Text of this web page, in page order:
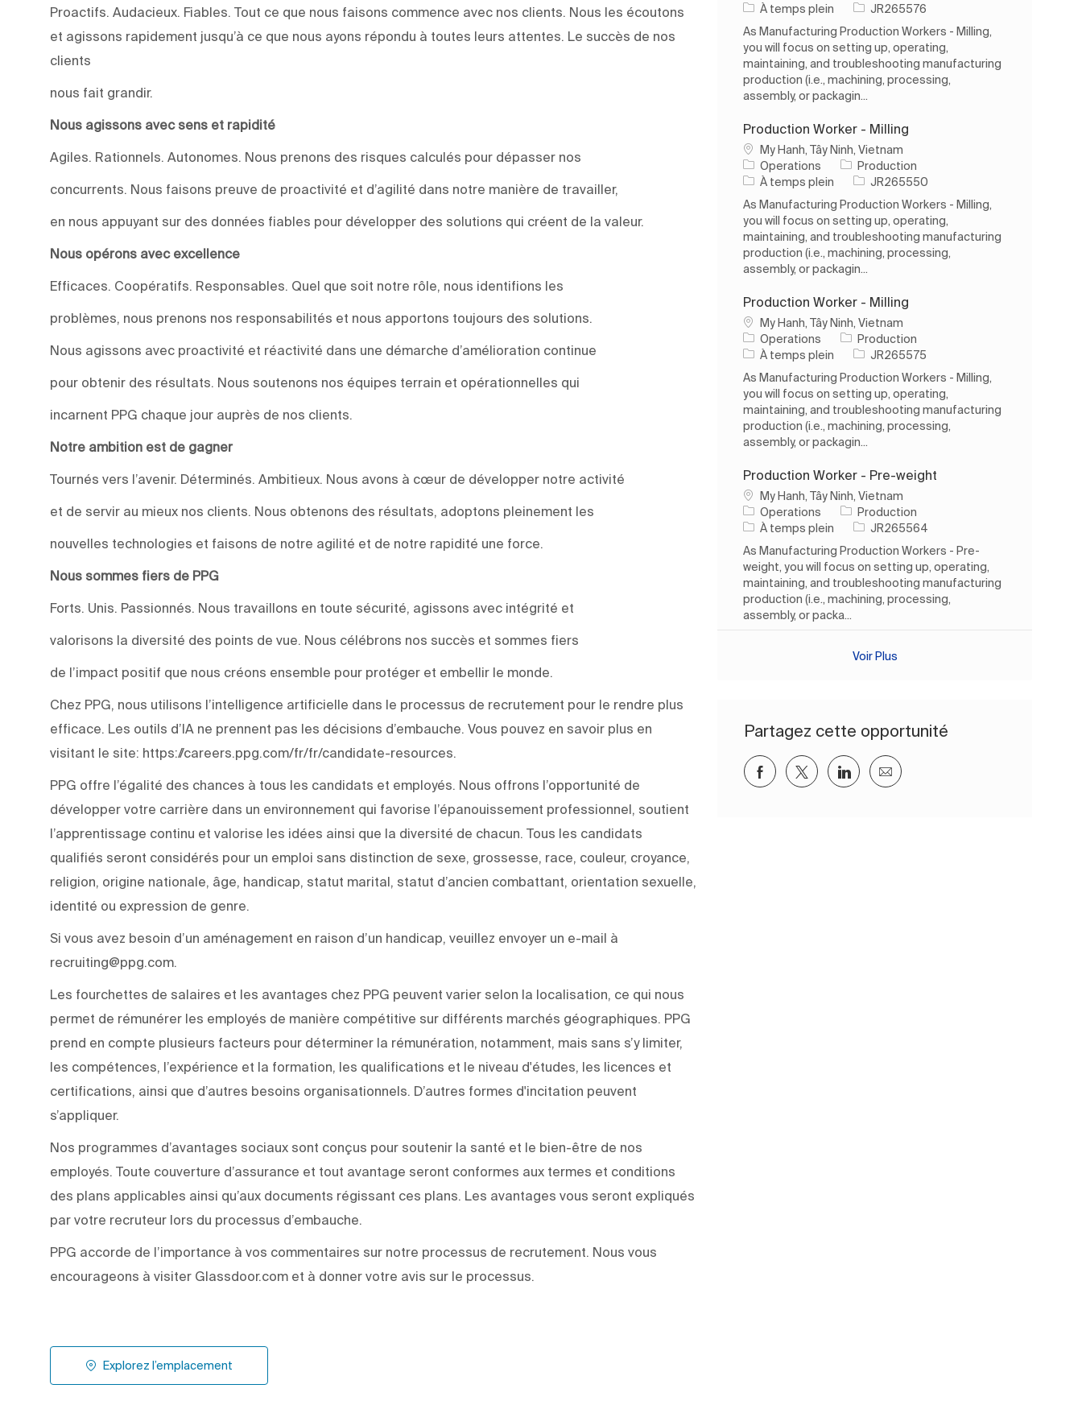
Proactifs. Audacieux. Fiables. Tout ce que nous faisons commence avec nos clients. Nous les écoutons
et agissons rapidement jusqu’à ce que nous ayons répondu à toutes leurs attentes. Le succès de nos
clients
nous fait grandir.
Nous agissons avec sens et rapidité
Agiles. Rationnels. Autonomes. Nous prenons des risques calculés pour dépasser nos
concurrents. Nous faisons preuve de proactivité et d’agilité dans notre manière de travailler,
en nous appuyant sur des données fiables pour développer des solutions qui créent de la valeur.
Nous opérons avec excellence
Efficaces. Coopératifs. Responsables. Quel que soit notre rôle, nous identifions les
problèmes, nous prenons nos responsabilités et nous apportons toujours des solutions.
Nous agissons avec proactivité et réactivité dans une démarche d’amélioration continue
pour obtenir des résultats. Nous soutenons nos équipes terrain et opérationnelles qui
incarnent PPG chaque jour auprès de nos clients.
Notre ambition est de gagner
Tournés vers l’avenir. Déterminés. Ambitieux. Nous avons à cœur de développer notre activité
et de servir au mieux nos clients. Nous obtenons des résultats, adoptons pleinement les
nouvelles technologies et faisons de notre agilité et de notre rapidité une force.
Nous sommes fiers de PPG
Forts. Unis. Passionnés. Nous travaillons en toute sécurité, agissons avec intégrité et
valorisons la diversité des points de vue. Nous célébrons nos succès et sommes fiers
de l’impact positif que nous créons ensemble pour protéger et embellir le monde.
Chez PPG, nous utilisons l’intelligence artificielle dans le processus de recrutement pour le rendre plus
efficace. Les outils d’IA ne prennent pas les décisions d’embauche. Vous pouvez en savoir plus en
visitant le site: https://careers.ppg.com/fr/fr/candidate-resources.
PPG offre l’égalité des chances à tous les candidats et employés. Nous offrons l’opportunité de
développer votre carrière dans un environnement qui favorise l’épanouissement professionnel, soutient
l’apprentissage continu et valorise les idées ainsi que la diversité de chacun. Tous les candidats
qualifiés seront considérés pour un emploi sans distinction de sexe, grossesse, race, couleur, croyance,
religion, origine nationale, âge, handicap, statut marital, statut d’ancien combattant, orientation sexuelle,
identité ou expression de genre.
Si vous avez besoin d’un aménagement en raison d’un handicap, veuillez envoyer un e-mail à
recruiting@ppg.com.
Les fourchettes de salaires et les avantages chez PPG peuvent varier selon la localisation, ce qui nous
permet de rémunérer les employés de manière compétitive sur différents marchés géographiques. PPG
prend en compte plusieurs facteurs pour déterminer la rémunération, notamment, mais sans s’y limiter,
les compétences, l’expérience et la formation, les qualifications et le niveau d'études, les licences et
certifications, ainsi que d’autres besoins organisationnels. D’autres formes d'incitation peuvent
s’appliquer.
Nos programmes d’avantages sociaux sont conçus pour soutenir la santé et le bien-être de nos
employés. Toute couverture d’assurance et tout avantage seront conformes aux termes et conditions
des plans applicables ainsi qu’aux documents régissant ces plans. Les avantages vous seront expliqués
par votre recruteur lors du processus d’embauche.
PPG accorde de l’importance à vos commentaires sur notre processus de recrutement. Nous vous
encourageons à visiter Glassdoor.com et à donner votre avis sur le processus.
Explorez l’emplacement
Type d’emploi
À temps plein ID de l’emploi
JR265576
As Manufacturing Production Workers - Milling,
you will focus on setting up, operating,
maintaining, and troubleshooting manufacturing
production (i.e., machining, processing,
assembly, or packagin...
Production Worker - Milling
Emplacement
My Hanh, Tây Ninh, Vietnam
Operations
Catégorie
Production
Type d’emploi
À temps plein ID de l’emploi
JR265550
As Manufacturing Production Workers - Milling,
you will focus on setting up, operating,
maintaining, and troubleshooting manufacturing
production (i.e., machining, processing,
assembly, or packagin...
Production Worker - Milling
Emplacement
My Hanh, Tây Ninh, Vietnam
Operations
Catégorie
Production
Type d’emploi
À temps plein ID de l’emploi
JR265575
As Manufacturing Production Workers - Milling,
you will focus on setting up, operating,
maintaining, and troubleshooting manufacturing
production (i.e., machining, processing,
assembly, or packagin...
Production Worker - Pre-weight
Emplacement
My Hanh, Tây Ninh, Vietnam
Operations
Catégorie
Production
Type d’emploi
À temps plein ID de l’emploi
JR265564
As Manufacturing Production Workers - Pre-
weight, you will focus on setting up, operating,
maintaining, and troubleshooting manufacturing
production (i.e., machining, processing,
assembly, or packa...
Voir Plus
Partagez cette opportunité
Partager via Facebook
Partager via twitter
Partager via LinkedIn
Partager par e-mail